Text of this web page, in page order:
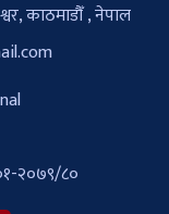
काठमाडौँ , नेपाल
२०७९/८०